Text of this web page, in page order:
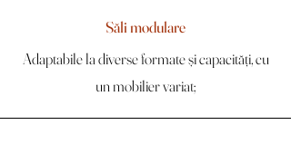
Săli modulare
Adaptabile la diverse formate și capacități, cu
un mobilier variat;